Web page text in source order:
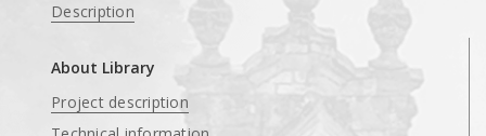
Description
About Library
Project description